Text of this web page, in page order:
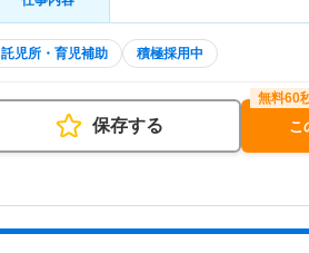
託児所・育児補助 積極採用中
保存する こ